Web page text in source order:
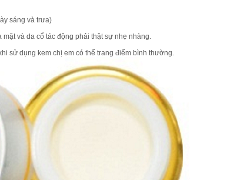
sáng và trưa)
và da cổ tác động phải thật sự nhẹ nhàng.
sử dụng kem chị em có thể trang điểm bình thường.